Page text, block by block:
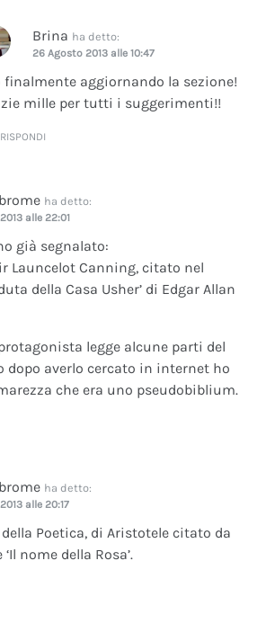
Brina ha detto:
26 Agosto 2013 alle 10:47
finalmente aggiornando la sezione!
mille per tutti i suggerimenti!!
RISPONDI
ha detto:
alle 22:01
già segnalato:
Launcelot Canning, citato nel
della Casa Usher’ di Edgar Allan
legge alcune parti del
dopo averlo cercato in internet ho
che era uno pseudobiblium.
ha detto:
alle 20:17
Poetica, di Aristotele citato da
nome della Rosa’.